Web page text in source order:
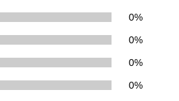
0%
0%
0%
0%